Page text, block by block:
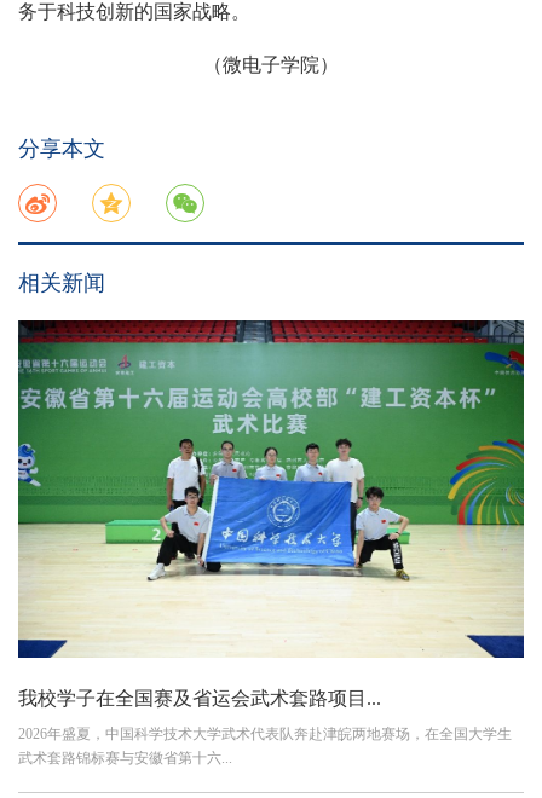
务于科技创新的国家战略。
（微电子学院）
分享本文
相关新闻
我校学子在全国赛及省运会武术套路项目...
2026年盛夏，中国科学技术大学武术代表队奔赴津皖两地赛场，在全国大学生
武术套路锦标赛与安徽省第十六...